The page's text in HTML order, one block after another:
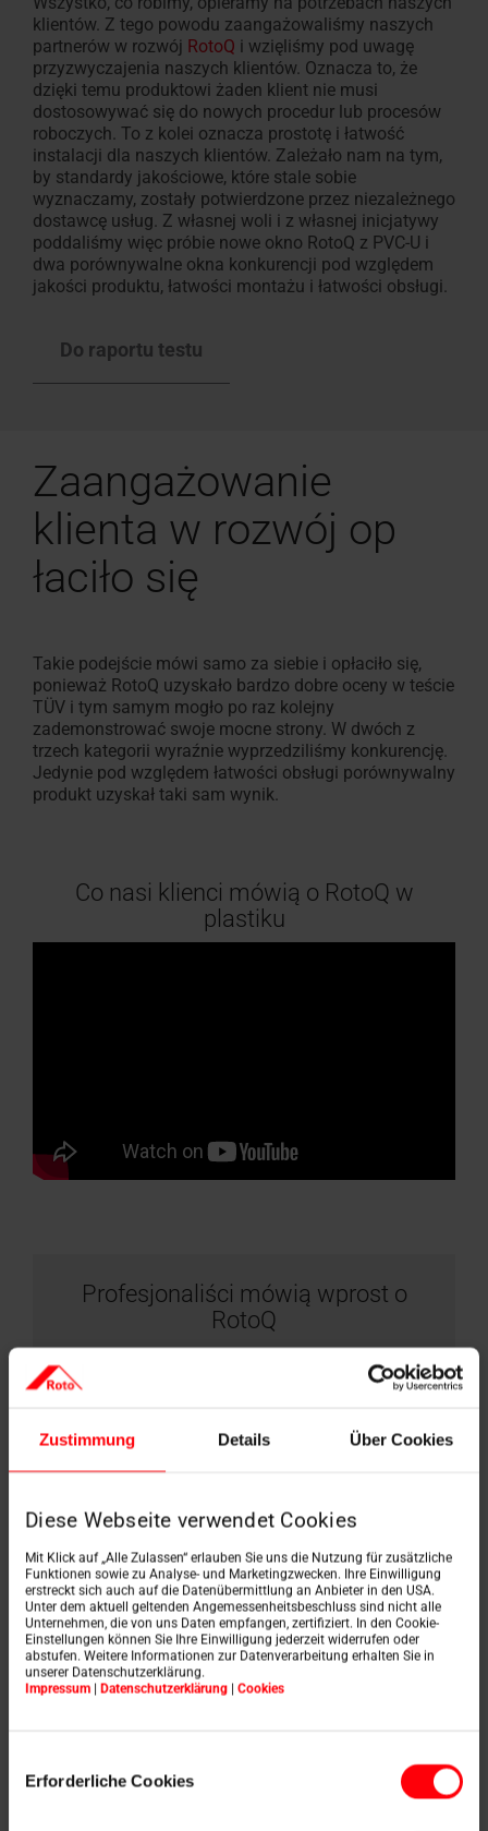
Zustimmung Details Über Cookies
Diese Webseite verwendet Cookies
Mit Klick auf „Alle Zulassen“ erlauben Sie uns die Nutzung für zusätzliche
Funktionen sowie zu Analyse- und Marketingzwecken. Ihre Einwilligung
erstreckt sich auch auf die Datenübermittlung an Anbieter in den USA.
Unter dem aktuell geltenden Angemessenheitsbeschluss sind nicht alle
Unternehmen, die von uns Daten empfangen, zertifiziert. In den Cookie-
Einstellungen können Sie Ihre Einwilligung jederzeit widerrufen oder
abstufen. Weitere Informationen zur Datenverarbeitung erhalten Sie in
unserer Datenschutzerklärung.
Impressum | Datenschutzerklärung | Cookies
Erforderliche Cookies
klientów. Z tego powodu zaangażowaliśmy naszych
partnerów w rozwój RotoQ i wzięliśmy pod uwagę
przyzwyczajenia naszych klientów. Oznacza to, że
dzięki temu produktowi żaden klient nie musi
dostosowywać się do nowych procedur lub procesów
roboczych. To z kolei oznacza prostotę i łatwość
instalacji dla naszych klientów. Zależało nam na tym,
by standardy jakościowe, które stale sobie
wyznaczamy, zostały potwierdzone przez niezależnego
dostawcę usług. Z własnej woli i z własnej inicjatywy
poddaliśmy więc próbie nowe okno RotoQ z PVC-U i
dwa porównywalne okna konkurencji pod względem
jakości produktu, łatwości montażu i łatwości obsługi.
Do raportu testu
Zaangażowanie
klienta w rozwój op
łaciło się
Takie podejście mówi samo za siebie i opłaciło się,
ponieważ RotoQ uzyskało bardzo dobre oceny w teście
TÜV i tym samym mogło po raz kolejny
zademonstrować swoje mocne strony. W dwóch z
trzech kategorii wyraźnie wyprzedziliśmy konkurencję.
Jedynie pod względem łatwości obsługi porównywalny
produkt uzyskał taki sam wynik.
Co nasi klienci mówią o RotoQ w
plastiku
Profesjonaliści mówią wprost o
RotoQ
"Montażem zajmuje się 20 naszych
szkoleniach i pierwszych zrealizowanych
projektach chcą montować Roto. Są
montażu poszczególnych arkuszy.
prostu "klik, klik" i okno jest zmontowane
lub zdemontowane."
KATRIN MAYER, HEINZ KONRAD ZIMMEREI GMBH & CO KG, KULMBACH
1,0 za oszczędność